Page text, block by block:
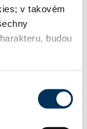
v takovém
budou